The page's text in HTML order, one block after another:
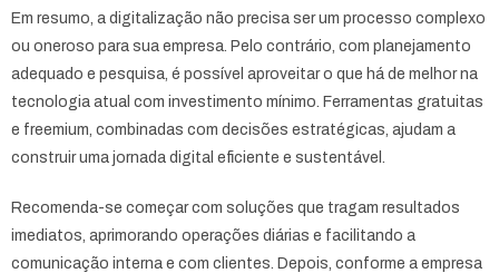
Em resumo, a digitalização não precisa ser um processo complexo
ou oneroso para sua empresa. Pelo contrário, com planejamento
adequado e pesquisa, é possível aproveitar o que há de melhor na
tecnologia atual com investimento mínimo. Ferramentas gratuitas
e freemium, combinadas com decisões estratégicas, ajudam a
construir uma jornada digital eficiente e sustentável.
Recomenda-se começar com soluções que tragam resultados
imediatos, aprimorando operações diárias e facilitando a
comunicação interna e com clientes. Depois, conforme a empresa